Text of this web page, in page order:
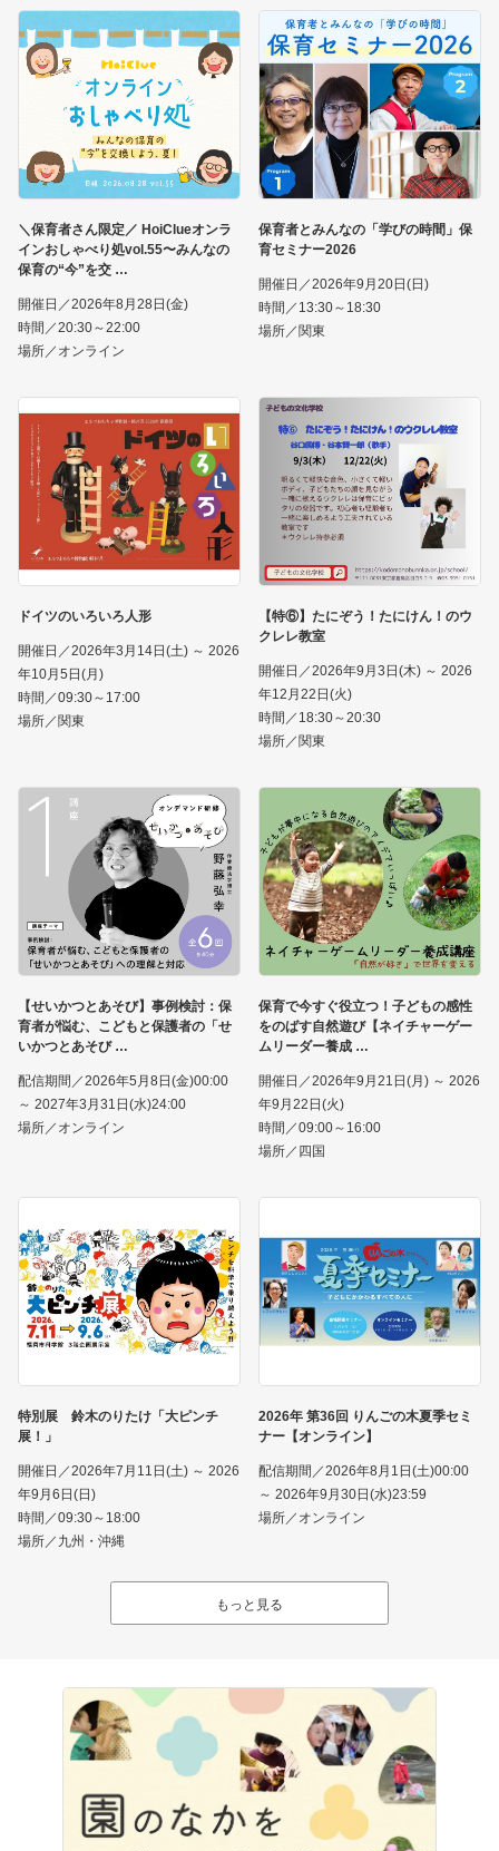
＼保育者さん限定／ HoiClueオンラ
インおしゃべり処vol.55〜みんなの
保育の“今”を交
開催日／2026年8月28日(金)
時間／20:30～22:00
場所／オンライン
保育者とみんなの「学びの時間」保
育セミナー2026
開催日／2026年9月20日(日)
時間／13:30～18:30
場所／関東
ドイツのいろいろ人形
開催日／2026年3月14日(土) ～ 2026
年10月5日(月)
時間／09:30～17:00
場所／関東
【特⑥】たにぞう！たにけん！のウ
クレレ教室
開催日／2026年9月3日(木) ～ 2026
年12月22日(火)
時間／18:30～20:30
場所／関東
【せいかつとあそび】事例検討：保
育者が悩む、こどもと保護者の「せ
いかつとあそび
配信期間／2026年5月8日(金)00:00
～ 2027年3月31日(水)24:00
場所／オンライン
保育で今すぐ役立つ！子どもの感性
をのばす自然遊び【ネイチャーゲー
ムリーダー養成
開催日／2026年9月21日(月) ～ 2026
年9月22日(火)
時間／09:00～16:00
場所／四国
特別展 鈴木のりたけ「大ピンチ
展！」
開催日／2026年7月11日(土) ～ 2026
年9月6日(日)
時間／09:30～18:00
場所／九州・沖縄
2026年 第36回 りんごの木夏季セミ
ナー【オンライン】
配信期間／2026年8月1日(土)00:00
～ 2026年9月30日(水)23:59
場所／オンライン
もっと見る